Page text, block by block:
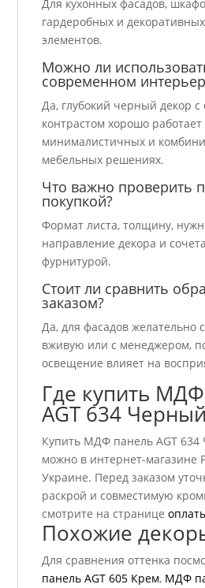
Для кухонных фасадов,
гардеробных и
элементов.
Можно ли
современном
Да, глубокий черный декор
контрастом хорошо
минималистичных и
мебельных решениях.
Что важно проверить
покупкой?
Формат листа, толщину,
направление декора и
фурнитурой.
Стоит ли сравнить
заказом?
Да, для фасадов желательно
вживую или с менеджером,
освещение влияет на
Где купить
AGT 634
Купить МДФ панель AGT 634
можно в интернет-магазине
Украине. Перед заказом
раскрой и совместимую
смотрите на странице
Похожие
Для сравнения оттенка
панель AGT 605 Крем, МДФ